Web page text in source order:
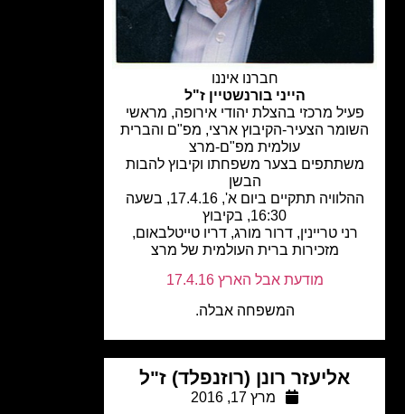
חברנו איננו
הייני בורנשטיין ז"ל
מרכזי בהצלת יהודי אירופה, מראשי
הצעיר-הקיבוץ ארצי, מפ"ם והברית
עולמית מפ"ם-מרצ
בצער משפחתו וקיבוץ להבות
ההלוויה תתקיים ביום א', 17.4.16, בשעה
רני טריינין, דרור מורג, דריו טייטלבאום,
מזכירות ברית העולמית של מרצ
מודעת אבל הארץ 17.4.16
המשפחה אבלה.
אליעזר רונן (רוזנפלד) ז"ל
מרץ 17, 2016